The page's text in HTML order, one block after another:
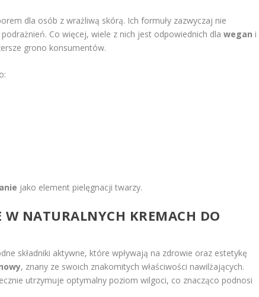
dla osób z wrażliwą skórą. Ich formuły zazwyczaj nie
Co więcej, wiele z nich jest odpowiednich dlawegan i
grono konsumentów.
jako element pielęgnacji twarzy.
NATURALNYCH KREMACH DO
składniki aktywne, które wpływają na zdrowie oraz estetykę
, znany ze swoich znakomitych właściwości nawilżających.
utrzymuje optymalny poziom wilgoci, co znacząco podnosi